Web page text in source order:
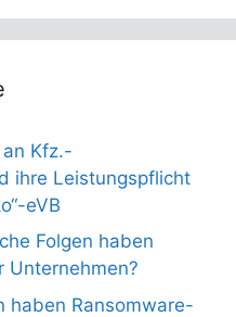
Kfz.-
ihre Leistungspflicht
eVB
Folgen haben
Unternehmen?
haben Ransomware-